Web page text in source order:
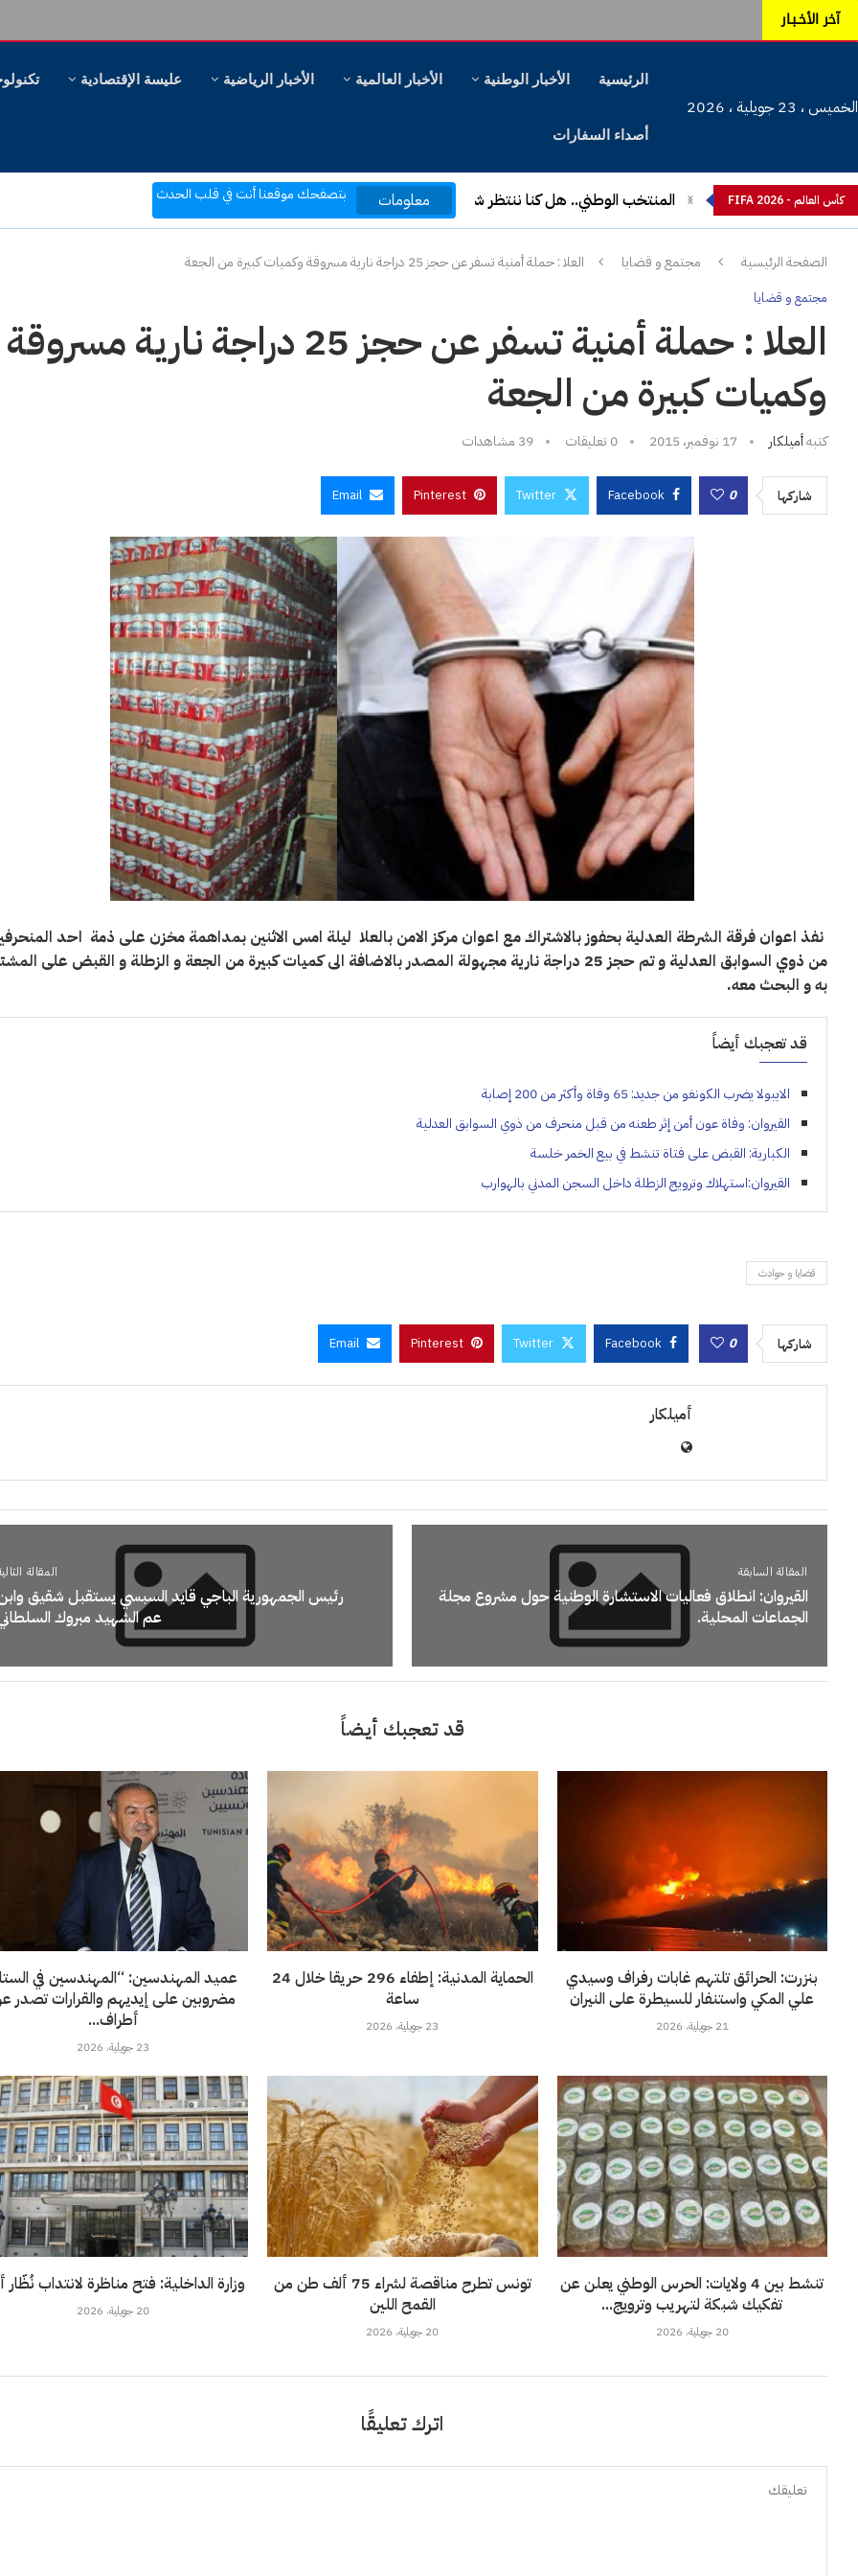
آخر الأخـبـار
الخميس ، 23 جويلية ، 2026
الرئيسية الأخبار الوطنية الأخبار العالمية الأخبار الرياضية عليسة الإقتصادية
أصداء السفارات
كأس العالم - FIFA 2026 المنتخب الوطني.. هل كنا ننتظر شيئا آخر، وهل سنظل ننظر؟
معلومات
بتصفحك موقعنا أنت في قلب الحدث
شاركنا تفاعلاتك وأقتراحاتك
بكم نرتقي إلى ما هو أفضل
الصفحة الرئيسية
مجتمع و قضايا العلا : حملة أمنية تسفر عن حجز 25 دراجة نارية مسروقة وكميات كبيرة من الجعة
مجتمع و قضايا
العلا : حملة أمنية تسفر عن حجز 25 دراجة نارية مسروقة
وكميات كبيرة من الجعة
كتبهأميلكار 17 نوفمبر، 2015 0 تعليقات 39 مشاهدات
شاركها 0
Facebook
Twitter
Pinterest
Email
نفذ اعوان فرقة الشرطة العدلية بحفوز بالاشتراك مع اعوان مركز الامن بالعلا ليلة امس الاثنين بمداهمة مخزن على ذمة احد
من ذوي السوابق العدلية و تم حجز 25 دراجة نارية مجهولة المصدر بالاضافة الى كميات كبيرة من الجعة و الزطلة و القبض على
به و البحث معه.
قد تعجبك أيضاً
الايبولا يضرب الكونغو من جديد: 65 وفاة وأكثر من 200 إصابة
القيروان: وفاة عون أمن إثر طعنه من قبل منحرف من ذوي السوابق العدلية
الكبارية: القبض على فتاة تنشط في بيع الخمر خلسة
القيروان:استهلاك وترويج الزطلة داخل السجن المدني بالهوارب
قضايا و حوادث
شاركها 0
Facebook
Twitter
Pinterest
Email
أميلكار
المقالة السابقة
القيروان: انطلاق فعاليات الاستشارة الوطنية حول مشروع مجلة
الجماعات المحلية.
المقالة
رئيس الجمهورية الباجي قايد السبسي يستقبل شقيق
عم الشهيد مبروك
قد تعجبك أيضاً
عميد المهندسين: “المهندسين في
مضروبين على إيديهم والقرارات تصدر
أطراف...
23 جويلية، 2026
الحماية المدنية: إطفاء 296 حريقا خلال 24
ساعة
23 جويلية، 2026
بنزرت: الحرائق تلتهم غابات رفراف وسيدي
علي المكي واستنفار للسيطرة على النيران
21 جويلية، 2026
وزارة الداخلية: فتح مناظرة لانتداب
20 جويلية، 2026
تونس تطرح مناقصة لشراء 75 ألف طن من
القمح اللين
20 جويلية، 2026
تنشط بين 4 ولايات: الحرس الوطني يعلن عن
تفكيك شبكة لتهريب وترويج...
20 جويلية، 2026
اترك تعليقًا